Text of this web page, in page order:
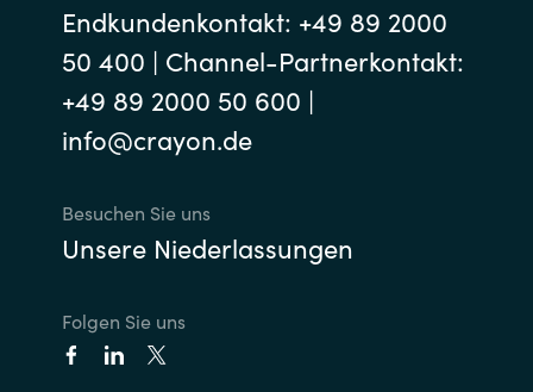
Endkundenkontakt: +49 89 2000
50 400 | Channel-Partnerkontakt:
+49 89 2000 50 600 |
info@crayon.de
Besuchen Sie uns
Unsere Niederlassungen
Folgen Sie uns